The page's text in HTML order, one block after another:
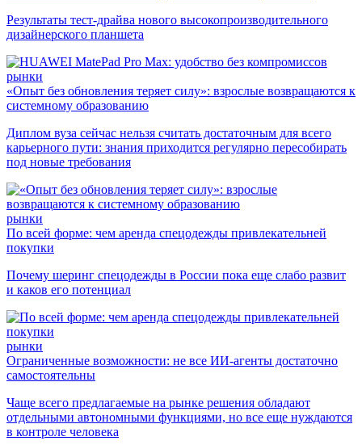
Результаты тест-драйва нового высокопроизводительного
дизайнерского планшета
рынки
«Опыт без обновления теряет силу»: взрослые возвращаются к
системному образованию
Диплом вуза сейчас нельзя считать достаточным для всего
карьерного пути: знания приходится регулярно пересобирать
под новые требования
рынки
По всей форме: чем аренда спецодежды привлекательней
покупки
Почему шеринг спецодежды в России пока еще слабо развит
и каков его потенциал
рынки
Ограниченные возможности: не все ИИ-агенты достаточно
самостоятельны
Чаще всего предлагаемые на рынке решения обладают
отдельными автономными функциями, но все еще нуждаются
в контроле человека